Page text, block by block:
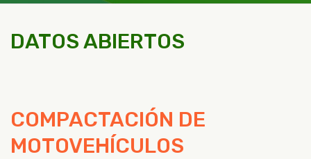
DATOS ABIERTOS
COMPACTACIÓN DE
MOTOVEHÍCULOS